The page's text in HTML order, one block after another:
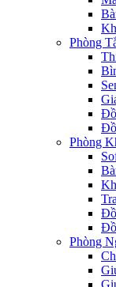
Phòng
Phòng
Phòng